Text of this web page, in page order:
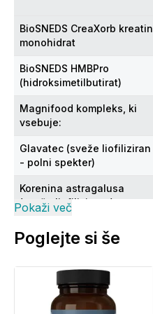
BioSNEDS CreaXorb kreatin
monohidrat
BioSNEDS HMBPro
(hidroksimetilbutirat)
Magnifood kompleks, ki
vsebuje:
Glavatec (sveže liofiliziran
- polni spekter)
Korenina astragalusa
(sveže liofilizirana)
Resasti bradovec (sveže
liofiliziran - polni spekter)
Ingverjeva
korenika/korenina (sveže
liofilizirana)
Pokaži več
Poglejte si še